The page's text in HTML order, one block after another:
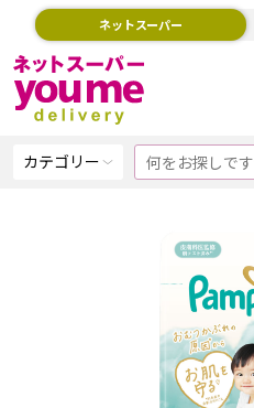
ネットスーパー
カテゴリー